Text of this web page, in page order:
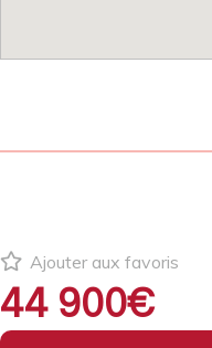
Ajouter aux favoris
44 900€